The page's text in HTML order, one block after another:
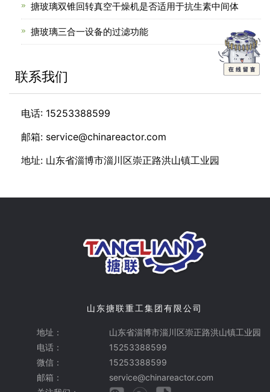
搪玻璃双锥回转真空干燥机是否适用于抗生素中间体
搪玻璃三合一设备的过滤功能
联系我们
电话: 15253388599
邮箱: service@chinareactor.com
地址: 山东省淄博市淄川区崇正路洪山镇工业园
山东搪联重工集团有限公司
地址：
山东省淄博市淄川区崇正路洪山镇工业园
电话：
15253388599
微信：
15253388599
邮箱：
service@chinareactor.com